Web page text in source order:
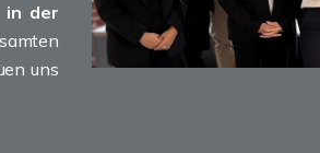
in der
uns